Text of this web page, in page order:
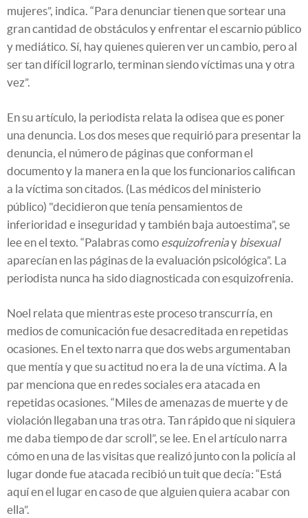
mujeres”, indica. “Para denunciar tienen que sortear una
gran cantidad de obstáculos y enfrentar el escarnio público
y mediático. Sí, hay quienes quieren ver un cambio, pero al
ser tan difícil lograrlo, terminan siendo víctimas una y otra
vez”.
En su artículo, la periodista relata la odisea que es poner
una denuncia. Los dos meses que requirió para presentar la
denuncia, el número de páginas que conforman el
documento y la manera en la que los funcionarios califican
a la víctima son citados. (Las médicos del ministerio
público) "decidieron que tenía pensamientos de
inferioridad e inseguridad y también baja autoestima”, se
lee en el texto. “Palabras como esquizofreniay bisexual
aparecían en las páginas de la evaluación psicológica”. La
periodista nunca ha sido diagnosticada con esquizofrenia.
Noel relata que mientras este proceso transcurría, en
medios de comunicación fue desacreditada en repetidas
ocasiones. En el texto narra que dos webs argumentaban
que mentía y que su actitud no era la de una víctima. A la
par menciona que en redes sociales era atacada en
repetidas ocasiones. “Miles de amenazas de muerte y de
violación llegaban una tras otra. Tan rápido que ni siquiera
me daba tiempo de dar scroll”, se lee. En el artículo narra
cómo en una de las visitas que realizó junto con la policía al
lugar donde fue atacada recibió un tuit que decía: “Está
aquí en el lugar en caso de que alguien quiera acabar con
ella”.